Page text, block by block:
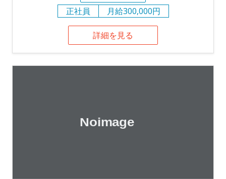
正社員
月給300,000円
詳細を見る